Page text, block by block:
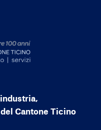
Cantone Ticino